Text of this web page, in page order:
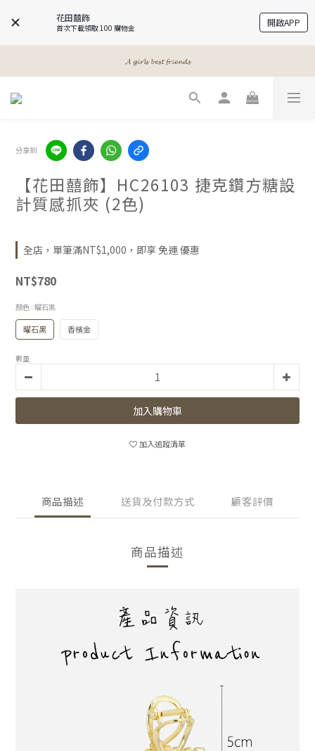
花田囍飾
首次下載領取 100 購物金 開啟APP
𝓐 𝓰𝓲𝓻𝓵𝓼 𝓫𝓮𝓼𝓽 𝓯𝓻𝓲𝓮𝓷𝓭𝓼
𝓐 𝓰𝓲𝓻𝓵𝓼 𝓫𝓮𝓼𝓽 𝓯𝓻𝓲𝓮𝓷𝓭𝓼
分享到
【花田囍飾】HC26103 捷克鑽方糖設
計質感抓夾 (2色)
全店，單筆滿NT$1,000，即享 免運 優惠
NT$780
顏色 : 曜石黑
曜石黑 香檳金
數量
加入購物車
加入追蹤清單
商品描述 送貨及付款方式 顧客評價
商品描述